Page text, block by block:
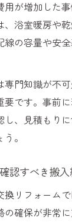
用が増加した
、浴室暖房や
線の容量や安
専門知識が不
要です。事前
し、見積もり
。
認すべき搬
換リフォーム
の確保が非常